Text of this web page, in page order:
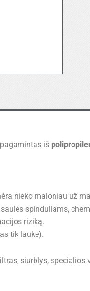
iš
nieko maloniau už
spinduliams,
riziką.
tik lauke).
siurblys, specialios